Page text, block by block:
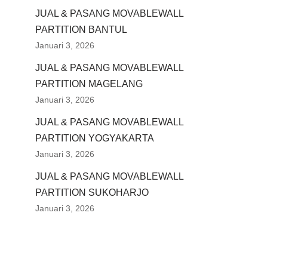
JUAL & PASANG MOVABLEWALL
PARTITION BANTUL
Januari 3, 2026
JUAL & PASANG MOVABLEWALL
PARTITION MAGELANG
Januari 3, 2026
JUAL & PASANG MOVABLEWALL
PARTITION YOGYAKARTA
Januari 3, 2026
JUAL & PASANG MOVABLEWALL
PARTITION SUKOHARJO
Januari 3, 2026